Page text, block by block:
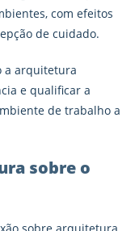
com efeitos
de cuidado.
a arquitetura
e qualificar a
de trabalho a
sobre o